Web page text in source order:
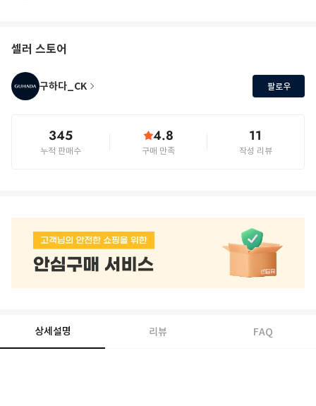
셀러 스토어
구하다_CK 팔로우
345
누적 판매수
4.8
구매 만족
11
작성 리뷰
상세설명 리뷰 FAQ